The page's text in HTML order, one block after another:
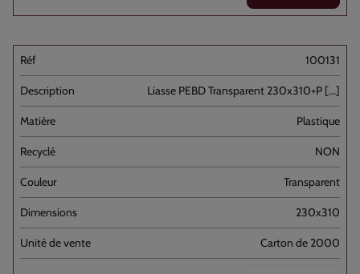
100131
Liasse PEBD Transparent 230x310+P [...]
Plastique
NON
Transparent
230x310
Carton de 2000